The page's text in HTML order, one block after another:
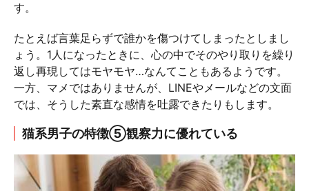
す。
たとえば言葉足らずで誰かを傷つけてしまったとしまし
ょう。1人になったときに、心の中でそのやり取りを繰り
返し再現してはモヤモヤ…なんてこともあるようです。
一方、マメではありませんが、LINEやメールなどの文面
では、そうした素直な感情を吐露できたりもします。
猫系男子の特徴⑤観察力に優れている